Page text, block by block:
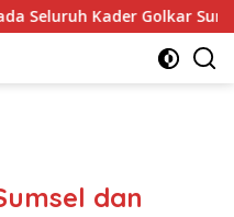
Kader Golkar Sumsel
dan